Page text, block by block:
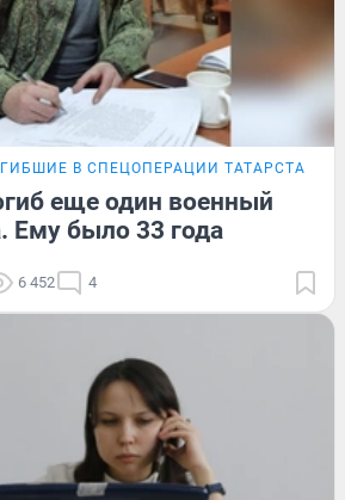
В СПЕЦОПЕРАЦИИ ТАТАРСТАНЦЫ
еще один военный
Ему было 33 года
6 452 4